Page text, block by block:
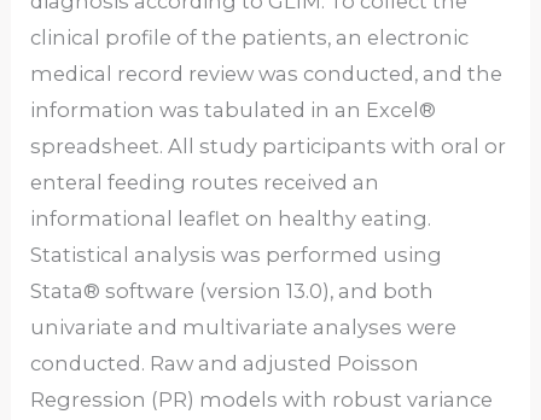
clinical profile of the patients, an electronic
medical record review was conducted, and the
information was tabulated in an Excel®
spreadsheet. All study participants with oral or
enteral feeding routes received an
informational leaflet on healthy eating.
Statistical analysis was performed using
Stata® software (version 13.0), and both
univariate and multivariate analyses were
conducted. Raw and adjusted Poisson
Regression (PR) models with robust variance